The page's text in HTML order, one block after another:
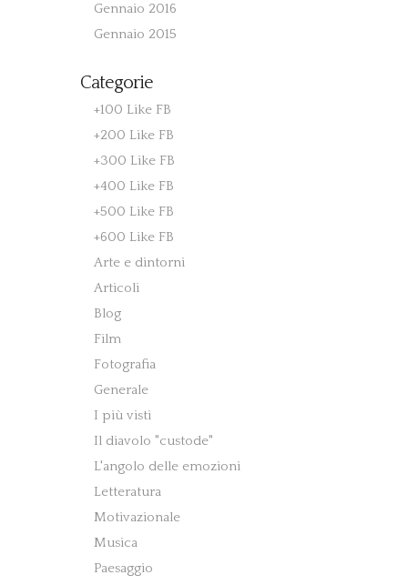
Gennaio 2016
Gennaio 2015
Categorie
+100 Like FB
+200 Like FB
+300 Like FB
+400 Like FB
+500 Like FB
+600 Like FB
Arte e dintorni
Articoli
Blog
Film
Fotografia
Generale
I più visti
Il diavolo "custode"
L'angolo delle emozioni
Letteratura
Motivazionale
Musica
Paesaggio